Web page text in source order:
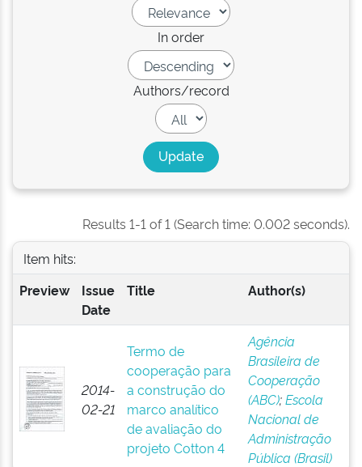
In order
Authors/record
Results 1-1 of 1 (Search time: 0.002 seconds).
Item hits:
Preview
Issue
Date
Title Author(s)
2014-
02-21
Termo de
cooperação para
a construção do
marco analítico
de avaliação do
projeto Cotton 4
Agência
Brasileira de
Cooperação
(ABC);Escola
Nacional de
Administração
Pública (Brasil)